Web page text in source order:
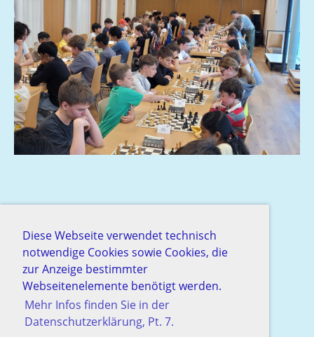
Diese Webseite verwendet technisch
notwendige Cookies sowie Cookies, die
zur Anzeige bestimmter
Webseitenelemente benötigt werden.
Mehr Infos finden Sie in der
Datenschutzerklärung, Pt. 7.